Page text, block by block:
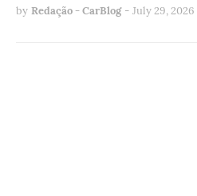
by Redação - CarBlog - July 29, 2026